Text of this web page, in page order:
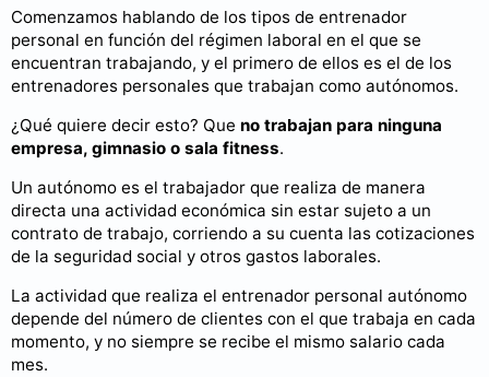
Comenzamos hablando de los tipos de entrenador
personal en función del régimen laboral en el que se
encuentran trabajando, y el primero de ellos es el de los
entrenadores personales que trabajan como autónomos.
¿Qué quiere decir esto? Que no trabajan para ninguna
empresa, gimnasio o sala fitness.
Un autónomo es el trabajador que realiza de manera
directa una actividad económica sin estar sujeto a un
contrato de trabajo, corriendo a su cuenta las cotizaciones
de la seguridad social y otros gastos laborales.
La actividad que realiza el entrenador personal autónomo
depende del número de clientes con el que trabaja en cada
momento, y no siempre se recibe el mismo salario cada
mes.